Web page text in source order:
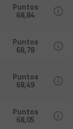
Puntos
68,84
Puntos
68,78
Puntos
68,49
Puntos
68,05